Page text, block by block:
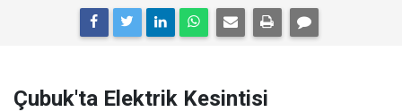
Çubuk'ta Elektrik Kesintisi